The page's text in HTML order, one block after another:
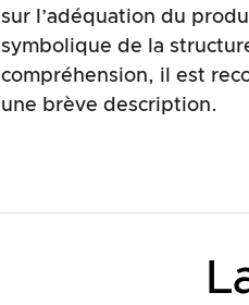
sur l’adéquation du
symbolique de la
compréhension, il est
une brève description.